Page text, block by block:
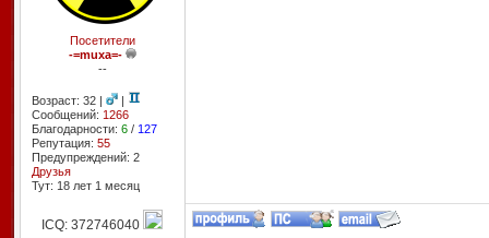
Посетители
-=muxa=-
--
Возраст: 32 |
|
Сообщений: 1266
Благодарности: 6/ 127
Репутация: 55
Предупреждений: 2
Друзья
Тут: 18 лет 1 месяц
ICQ: 372746040